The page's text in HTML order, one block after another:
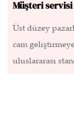
Müşteri
Üst düzey
cam
uluslararası